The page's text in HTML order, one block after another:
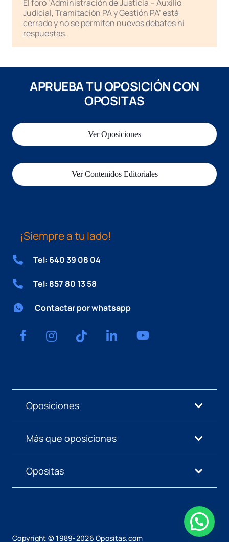
El foro ‘Administración de Justicia – Auxilio
Judicial, Tramitación PA y Gestión PA’ está
cerrado y no se permiten nuevos debates ni
respuestas.
APRUEBA TU OPOSICIÓN CON
OPOSITAS
Ver Oposiciones
Ver Contenidos Editoriales
¡Siempre a tu lado!
Tel: 640 39 08 04
Tel: 857 80 13 58
Contactar por whatsapp
Oposiciones
Más que oposiciones
Opositas
Copyright © 1989-2026 Opositas.com